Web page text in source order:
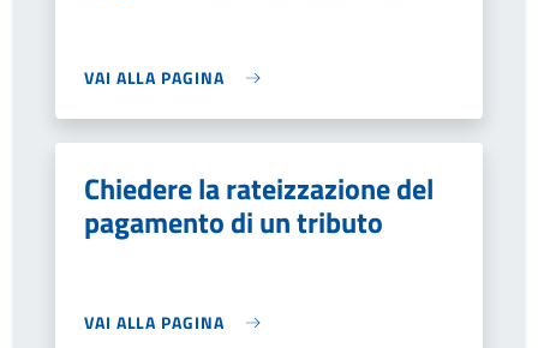
VAI ALLA PAGINA
Chiedere la rateizzazione del
pagamento di un tributo
VAI ALLA PAGINA